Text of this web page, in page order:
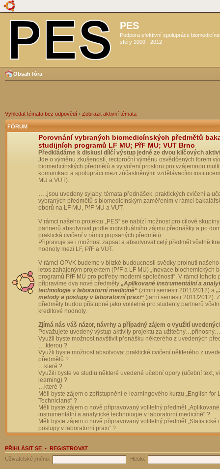
PES
Podpora efektivní spolupráce
sféry 2009 - 2012
Obsah fóra
Vyhledat témata bez odpovědí • Zobrazit aktivní témata
FÓRUM
Porovnání vybraných biomedicínských předmětů
studijních programů LF MU; PřF MU; VUT Brno
Předkládáme k diskusi dílčí výstup jedné ze dvou klíčových
Jde o výměnu zkušeností, reciproční výměnu osvědčených forem
biomedicínských předmětů a vytvoření prostoru pro vzájemnou
komunikaci a spolupráci mezi zúčastněnými vzdělávacími
MU a VUT).
…..jsou uvedeny sylaby, témata přednášek, praktických cvičení a
vybraných předmětů s biomedicínským zaměřením v rámci
oborů na LF MU, PřF MU a VUT.
V rámci našeho projektu „PES“ se nabízí možnost pro cílové
partnerů absolvovat podle individuálního zájmu přednášky a po
praktická cvičení v rámci popsaných předmětů.
Připravuje se i možnost zapsat a absolvovat celý předmět včetně
hodnoty mezi LF, PřF a VUT.
V rámci OPVK budeme v blízké budoucnosti svědky prolnutí
letos zahájeným projektem (PřF a LF MU) „Inovace biochemických
programů PřF MU pro potřeby moderní společnosti“. V rámci tohoto
připravíme dva nové předměty „Aplikované instrumentální a
technologie v laboratorní medicíně“ (zimní semestr 2011/2012) a
metody a postupy v laboratorní praxi“ (jarní semestr 2011/2012).
předměty budou přístupné jako volitelné pro studenty partnerů
kreditové hodnoty.
Zjímá nás váš názor, návrhy a případný zájem o využití
Považujete uvedený výstup aktivity projektu za
Využli byste možnost navštívit přenášku některého z uvedených
….kterou ?
Využli byste možnost absolvovat praktické cvičení některého z
předmětů ?
…které ?
Využili byste ve studiu některé uvedené učební opory (učební text,
learning) ?
…které ?
Měli byste zájem o zpřístupnění e-learningového kurzu „English for
Technicians“ ?
Měli byste zájem o nově připravovaný volitelný předmět „Aplikované
instrumentální a analytické technologie v laboratorní medicíně“ ?
Měli byste zájem o nově připravovaný volitelný předmět „Statistické
postupy v laboratorní praxi“ ?
PŘIHLÁSIT SE • REGISTROVAT
Uživatelské jméno:
Heslo: